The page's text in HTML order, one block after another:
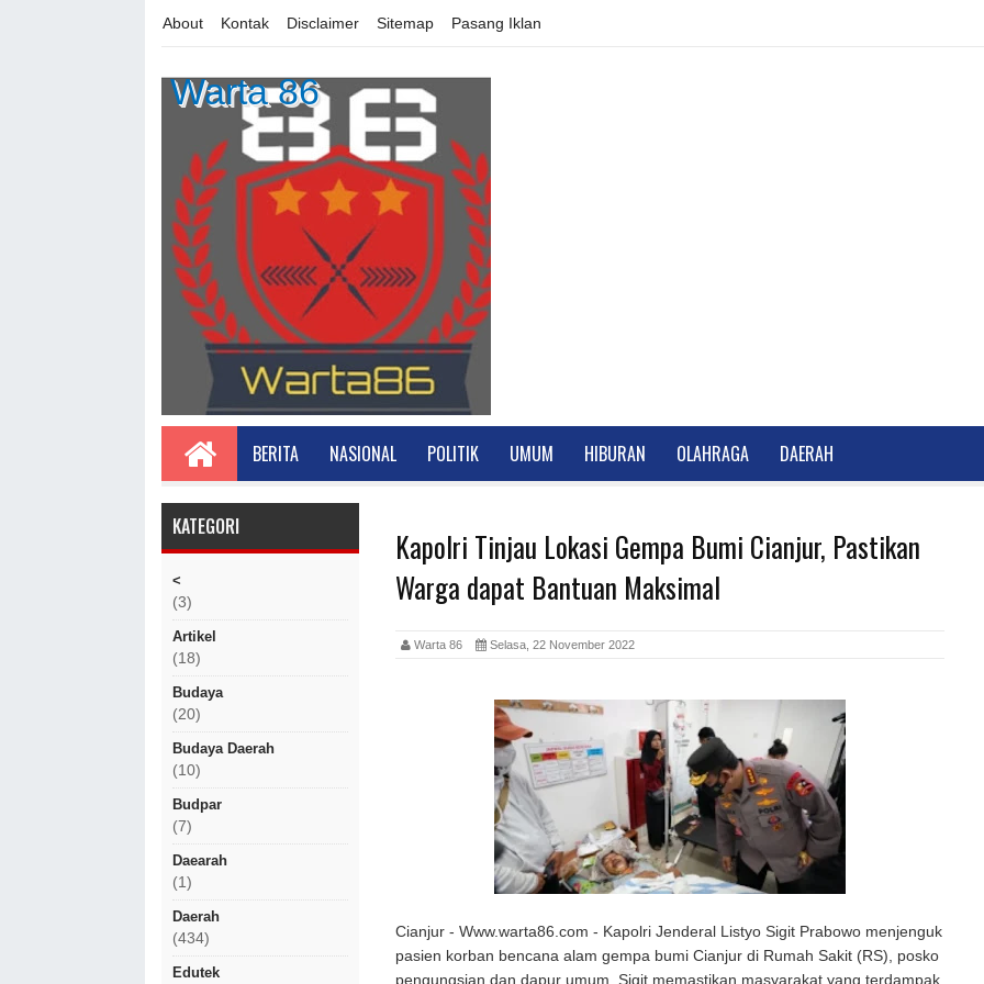
About Kontak Disclaimer Sitemap Pasang Iklan
Warta 86
BERITA NASIONAL POLITIK UMUM HIBURAN OLAHRAGA DAERAH
KATEGORI
<
(3)
Artikel
(18)
Budaya
(20)
Budaya Daerah
(10)
Budpar
(7)
Daearah
(1)
Daerah
(434)
Edutek
Kapolri Tinjau Lokasi Gempa Bumi Cianjur, Pastikan
Warga dapat Bantuan Maksimal
Warta 86 Selasa, 22 November 2022
Cianjur - Www.warta86.com - Kapolri Jenderal Listyo Sigit Prabowo menjenguk
pasien korban bencana alam gempa bumi Cianjur di Rumah Sakit (RS), posko
pengungsian dan dapur umum. Sigit memastikan masyarakat yang terdampak